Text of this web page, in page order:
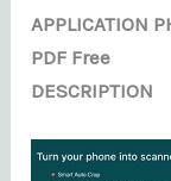
APPLICATION
PDF Free
DESCRIPTION